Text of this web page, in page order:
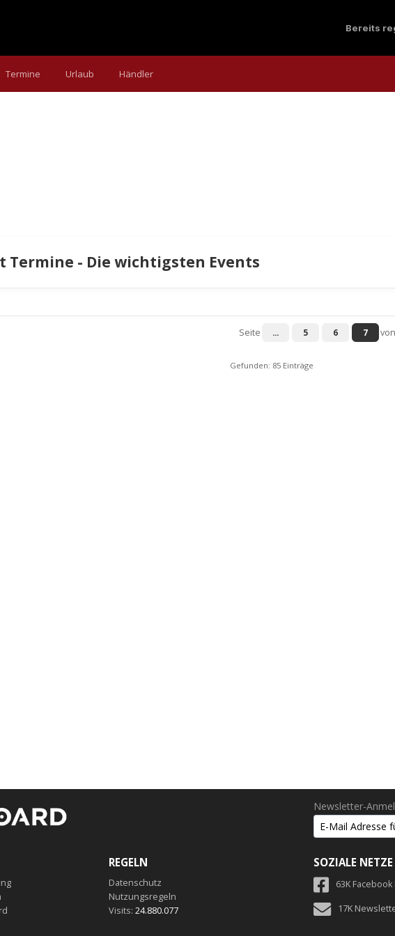
Bereits
Termine Urlaub Händler
Termine - Die wichtigsten Events
Seite ... 5 6 7
Gefunden: 85 Einträge
Newsletter-
REGELN
Datenschutz
Nutzungsregeln
Visits: 24.880.077
SOZIALE NETZE
63K Facebook
17K